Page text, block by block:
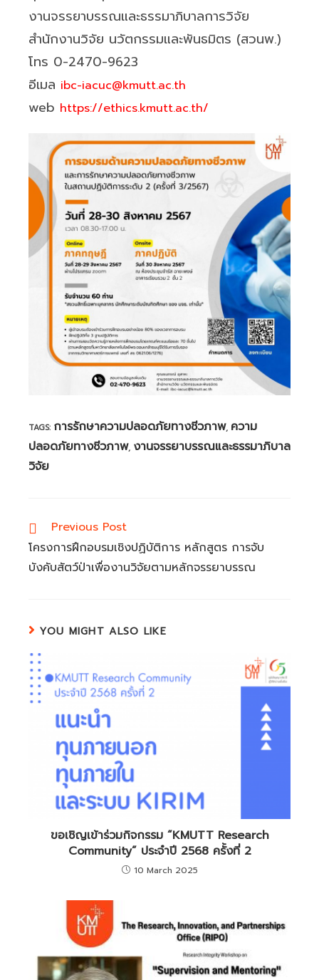
งานจรรยาบรรณและธรรมาภิบาลการวิจัย
สำนักงานวิจัย นวัตกรรมและพันธมิตร (สวนพ.)
โทร 0-2470-9623
อีเมล ibc-iacuc@kmutt.ac.th
web https://ethics.kmutt.ac.th/
TAGS: การรักษาความปลอดภัยทางชีวภาพ, ความ
ปลอดภัยทางชีวภาพ, งานจรรยาบรรณและธรรมาภิบาล
วิจัย
Read
more
articles
Previous Post
โครงการฝึกอบรมเชิงปฏิบัติการ หลักสูตร การจับ
บังคับสัตว์ป่าเพื่องานวิจัยตามหลักจรรยาบรรณ
YOU MIGHT ALSO LIKE
ขอเชิญเข้าร่วมกิจกรรม “KMUTT Research
Community” ประจำปี 2568 ครั้งที่ 2
10 March 2025